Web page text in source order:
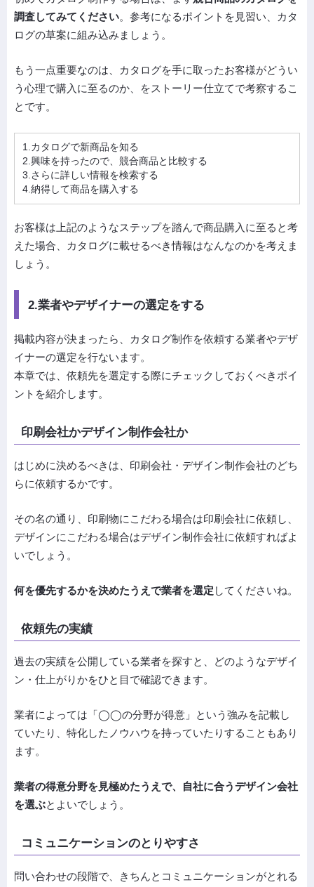
調査してみてください。参考になるポイントを見習い、カタ
ログの草案に組み込みましょう。
もう一点重要なのは、カタログを手に取ったお客様がどうい
う心理で購入に至るのか、をストーリー仕立てで考察するこ
とです。
1.カタログで新商品を知る
2.興味を持ったので、競合商品と比較する
3.さらに詳しい情報を検索する
4.納得して商品を購入する
お客様は上記のようなステップを踏んで商品購入に至ると考
えた場合、カタログに載せるべき情報はなんなのかを考えま
しょう。
2.業者やデザイナーの選定をする
掲載内容が決まったら、カタログ制作を依頼する業者やデザ
イナーの選定を行ないます。
本章では、依頼先を選定する際にチェックしておくべきポイ
ントを紹介します。
印刷会社かデザイン制作会社か
はじめに決めるべきは、印刷会社・デザイン制作会社のどち
らに依頼するかです。
その名の通り、印刷物にこだわる場合は印刷会社に依頼し、
デザインにこだわる場合はデザイン制作会社に依頼すればよ
いでしょう。
何を優先するかを決めたうえで業者を選定 してくださいね。
依頼先の実績
過去の実績を公開している業者を探すと、どのようなデザイ
ン・仕上がりかをひと目で確認できます。
業者によっては「◯◯の分野が得意」という強みを記載し
ていたり、特化したノウハウを持っていたりすることもあり
ます。
業者の得意分野を見極めたうえで、自社に合うデザイン会社
を選ぶとよいでしょう。
コミュニケーションのとりやすさ
問い合わせの段階で、きちんとコミュニケーションがとれる